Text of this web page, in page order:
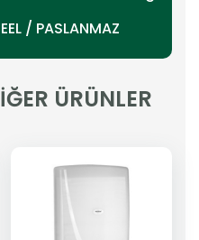
/ PASLANMAZ
ÜRÜNLER